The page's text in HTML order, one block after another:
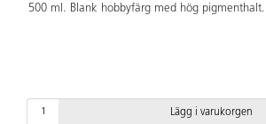
500 ml. Blank hobbyfärg med hög pigmenthalt.
Lägg i varukorgen